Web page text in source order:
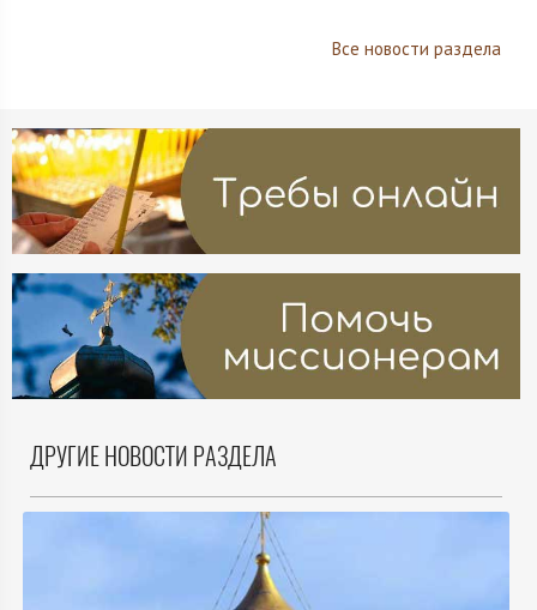
Все новости раздела
ДРУГИЕ НОВОСТИ РАЗДЕЛА